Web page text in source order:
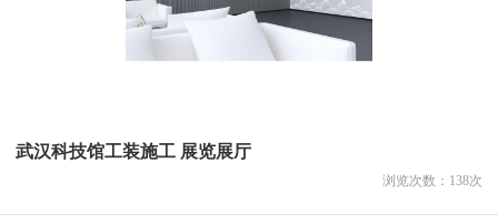
武汉科技馆工装施工 展览展厅
浏览次数： 138次